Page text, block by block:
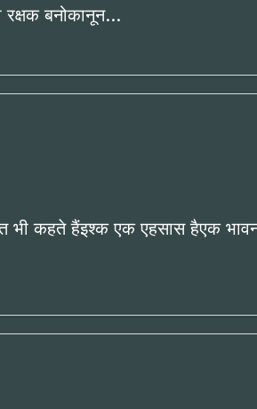
रक्षक बनोकानून…
भी कहते हैंइश्क एक एहसास हैएक